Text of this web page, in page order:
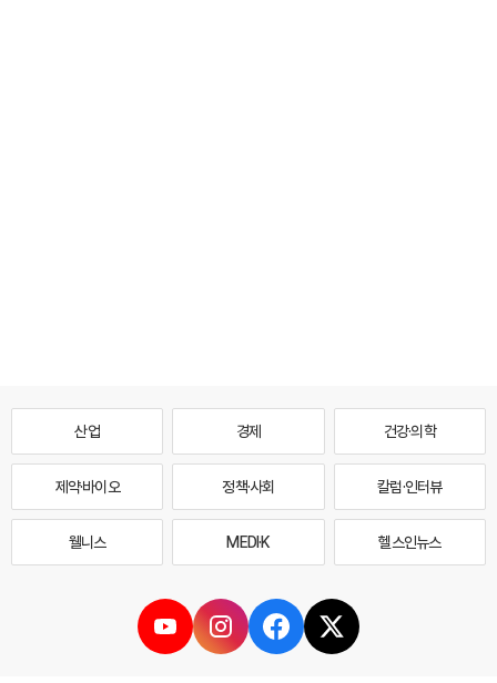
산업 경제 건강·의학
제약·바이오 정책·사회 칼럼·인터뷰
웰니스 MEDI·K 헬스인뉴스